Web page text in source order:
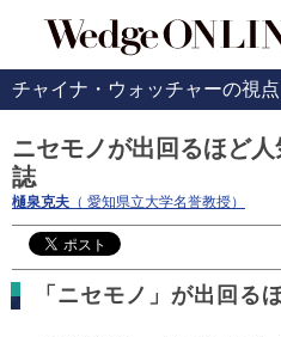
チャイナ・ウォッチャーの視点
ニセモノが出回るほど
誌
樋泉克夫 （ 愛知県立大学名誉教授）
「ニセモノ」が出回る